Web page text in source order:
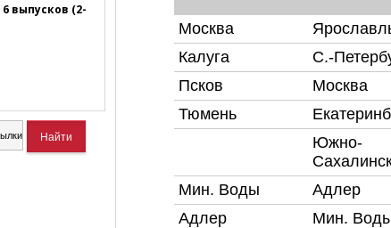
6 выпусков (2-
Москва
Калуга
С.-
Псков
Москва
Тюмень
Южно-
Мин. Воды Адлер
Адлер
Мин.